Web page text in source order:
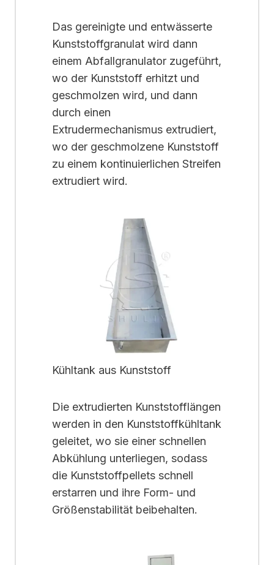
Das gereinigte und entwässerte
Kunststoffgranulat wird dann
einem Abfallgranulator zugeführt,
wo der Kunststoff erhitzt und
geschmolzen wird, und dann
durch einen
Extrudermechanismus extrudiert,
wo der geschmolzene Kunststoff
zu einem kontinuierlichen Streifen
extrudiert wird.
Kühltank aus Kunststoff
Die extrudierten Kunststofflängen
werden in den Kunststoffkühltank
geleitet, wo sie einer schnellen
Abkühlung unterliegen, sodass
die Kunststoffpellets schnell
erstarren und ihre Form- und
Größenstabilität beibehalten.